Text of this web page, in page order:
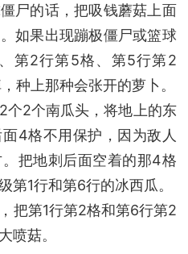
尸的话，把吸钱蘑菇上面
如果出现蹦极僵尸或篮球
第2行第5格、第5行第2
种上那种会张开的萝卜。
个2个南瓜头，将地上的东
4格不用保护，因为敌人
把地刺后面空着的那4格
第1行和第6行的冰西瓜。
把第1行第2格和第6行第2
喷菇。